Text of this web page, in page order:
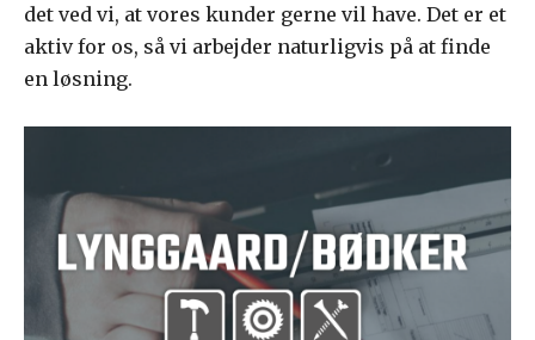
det ved vi, at vores kunder gerne vil have. Det er et
aktiv for os, så vi arbejder naturligvis på at finde
en løsning.